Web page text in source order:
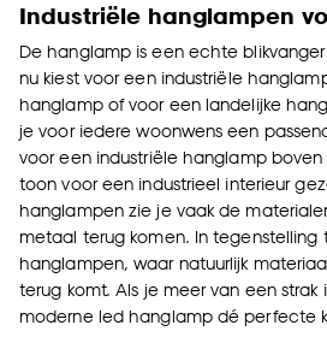
Industriële hanglampen
De hanglamp is een echte
nu kiest voor een industriële
hanglamp of voor een landelijke
je voor iedere woonwens een
voor een industriële hanglamp
toon voor een industrieel interieur
hanglampen zie je vaak de
metaal terug komen. In tegenstelling
hanglampen, waar natuurlijk
terug komt. Als je meer van een strak
moderne led hanglamp dé perfecte